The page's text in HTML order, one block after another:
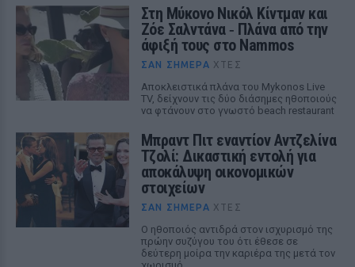
Στη Μύκονο Νικόλ Κίντμαν και
Ζόε Σαλντάνα ‑ Πλάνα από την
άφιξή τους στο Nammos
ΣΑΝ ΣΉΜΕΡΑ ΧΤΕΣ
Αποκλειστικά πλάνα του Mykonos Live
TV, δείχνουν τις δύο διάσημες ηθοποιούς
να φτάνουν στο γνωστό beach restaurant
Μπραντ Πιτ εναντίον Αντζελίνα
Τζολί: Δικαστική εντολή για
αποκάλυψη οικονομικών
στοιχείων
ΣΑΝ ΣΉΜΕΡΑ ΧΤΕΣ
Ο ηθοποιός αντιδρά στον ισχυρισμό της
πρώην συζύγου του ότι έθεσε σε
δεύτερη μοίρα την καριέρα της μετά τον